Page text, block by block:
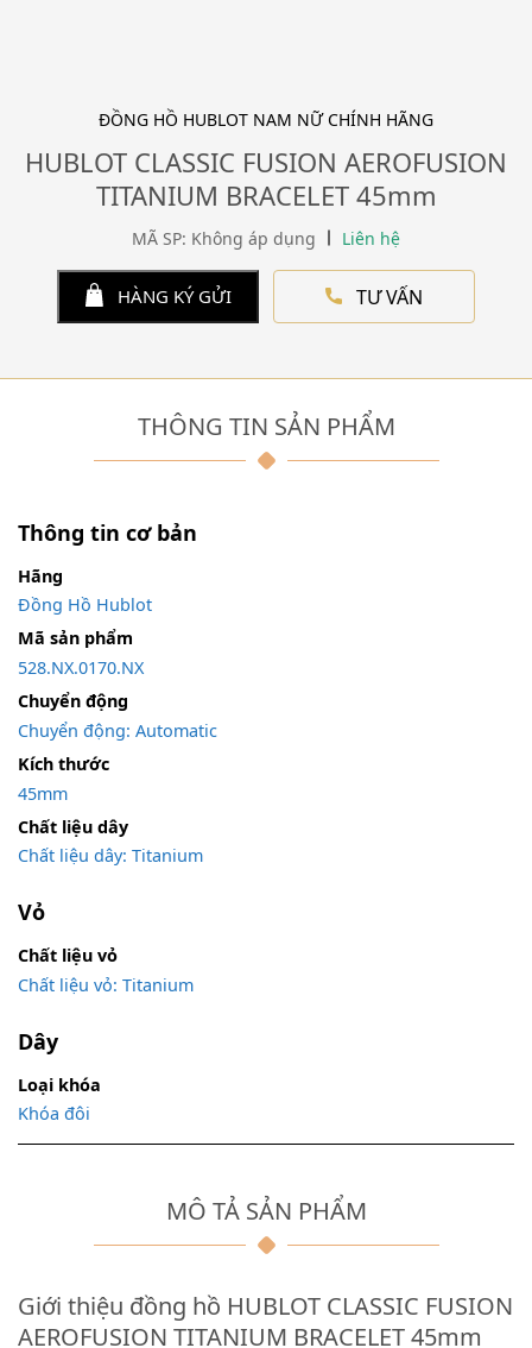
ĐỒNG HỒ HUBLOT NAM NỮ CHÍNH HÃNG
HUBLOT CLASSIC FUSION AEROFUSION
TITANIUM BRACELET 45mm
MÃ SP: Không áp dụng Liên hệ
HÀNG KÝ GỬI TƯ VẤN
MÔ TẢ SẢN PHẨM
Giới thiệu đồng hồ HUBLOT CLASSIC FUSION
AEROFUSION TITANIUM BRACELET 45mm
THÔNG TIN SẢN PHẨM
Thông tin cơ bản
Hãng
Đồng Hồ Hublot
Mã sản phẩm
528.NX.0170.NX
Chuyển động
Chuyển động: Automatic
Kích thước
45mm
Chất liệu dây
Chất liệu dây: Titanium
Vỏ
Chất liệu vỏ
Chất liệu vỏ: Titanium
Dây
Loại khóa
Khóa đôi